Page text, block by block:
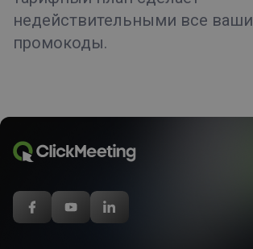
недействительными все ваши
промокоды.